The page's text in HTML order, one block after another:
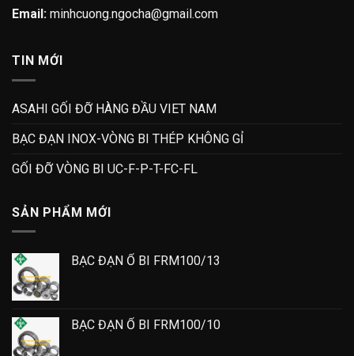
Email: minhcuong.ngocha@gmail.com
TIN MỚI
ASAHI GỐI ĐỠ HÀNG ĐẦU VIET NAM
BẠC ĐẠN INOX-VÒNG BI THÉP KHÔNG GỈ
GỐI ĐỠ VÒNG BI UC-F-P-T-FC-FL
SẢN PHẨM MỚI
BẠC ĐẠN Ổ BI FRM100/13
BẠC ĐẠN Ổ BI FRM100/10